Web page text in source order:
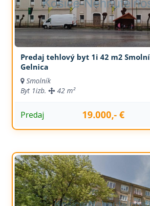
Predaj tehlový byt 1i 42 m2
Gelnica
Smolník
Byt 1izb. 42 m²
Predaj 19.000,- €